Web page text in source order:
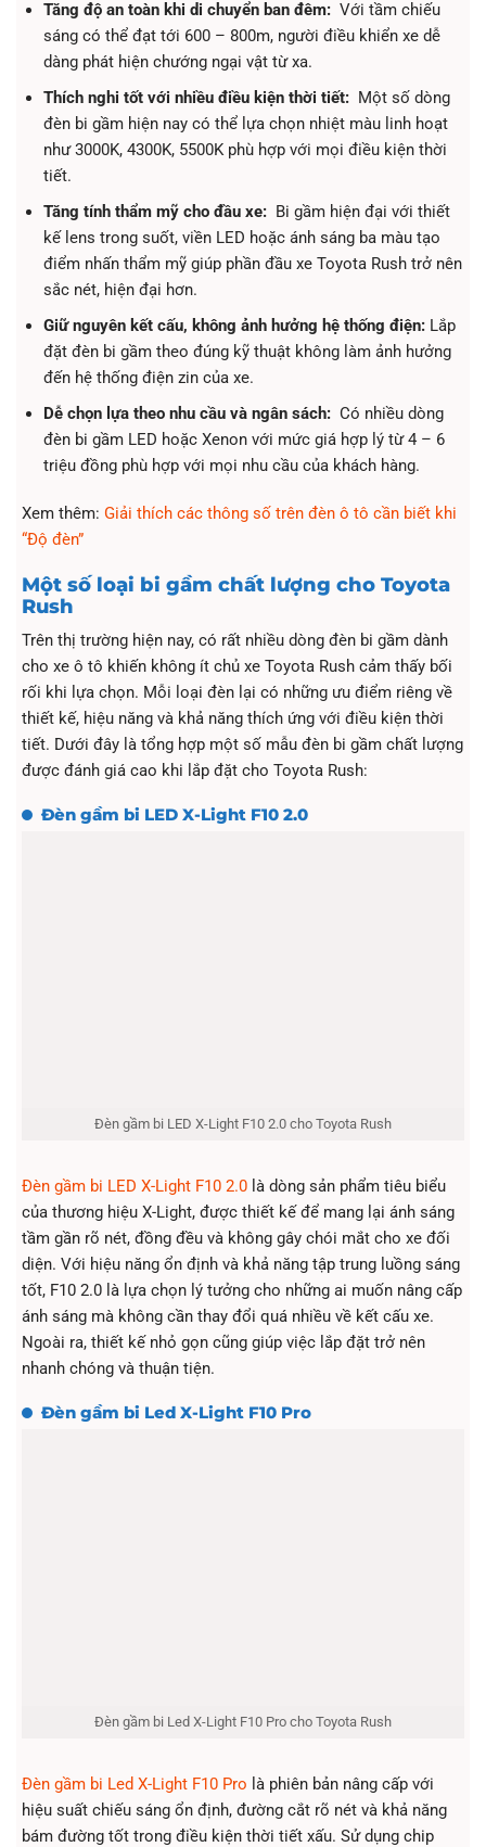
Tăng độ an toàn khi di chuyển ban đêm: Với tầm chiếu
sáng có thể đạt tới 600 – 800m, người điều khiển xe dễ
dàng phát hiện chướng ngại vật từ xa.
Thích nghi tốt với nhiều điều kiện thời tiết: Một số dòng
đèn bi gầm hiện nay có thể lựa chọn nhiệt màu linh hoạt
như 3000K, 4300K, 5500K phù hợp với mọi điều kiện thời
tiết.
Tăng tính thẩm mỹ cho đầu xe: Bi gầm hiện đại với thiết
kế lens trong suốt, viền LED hoặc ánh sáng ba màu tạo
điểm nhấn thẩm mỹ giúp phần đầu xe Toyota Rush trở nên
sắc nét, hiện đại hơn.
Giữ nguyên kết cấu, không ảnh hưởng hệ thống điện:Lắp
đặt đèn bi gầm theo đúng kỹ thuật không làm ảnh hưởng
đến hệ thống điện zin của xe.
Dễ chọn lựa theo nhu cầu và ngân sách: Có nhiều dòng
đèn bi gầm LED hoặc Xenon với mức giá hợp lý từ 4 – 6
triệu đồng phù hợp với mọi nhu cầu của khách hàng.
Xem thêm: Giải thích các thông số trên đèn ô tô cần biết khi
“Độ đèn”
Một số loại bi gầm chất lượng cho Toyota
Rush
Trên thị trường hiện nay, có rất nhiều dòng đèn bi gầm dành
cho xe ô tô khiến không ít chủ xe Toyota Rush cảm thấy bối
rối khi lựa chọn. Mỗi loại đèn lại có những ưu điểm riêng về
thiết kế, hiệu năng và khả năng thích ứng với điều kiện thời
tiết. Dưới đây là tổng hợp một số mẫu đèn bi gầm chất lượng
được đánh giá cao khi lắp đặt cho Toyota Rush:
Đèn gầm bi LED X-Light F10 2.0
Đèn gầm bi LED X-Light F10 2.0 cho Toyota Rush
Đèn gầm bi LED X-Light F10 2.0là dòng sản phẩm tiêu biểu
của thương hiệu X-Light, được thiết kế để mang lại ánh sáng
tầm gần rõ nét, đồng đều và không gây chói mắt cho xe đối
diện. Với hiệu năng ổn định và khả năng tập trung luồng sáng
tốt, F10 2.0 là lựa chọn lý tưởng cho những ai muốn nâng cấp
ánh sáng mà không cần thay đổi quá nhiều về kết cấu xe.
Ngoài ra, thiết kế nhỏ gọn cũng giúp việc lắp đặt trở nên
nhanh chóng và thuận tiện.
Đèn gầm bi Led X-Light F10 Pro
Đèn gầm bi Led X-Light F10 Pro cho Toyota Rush
Đèn gầm bi Led X-Light F10 Pro là phiên bản nâng cấp với
hiệu suất chiếu sáng ổn định, đường cắt rõ nét và khả năng
bám đường tốt trong điều kiện thời tiết xấu. Sử dụng chip